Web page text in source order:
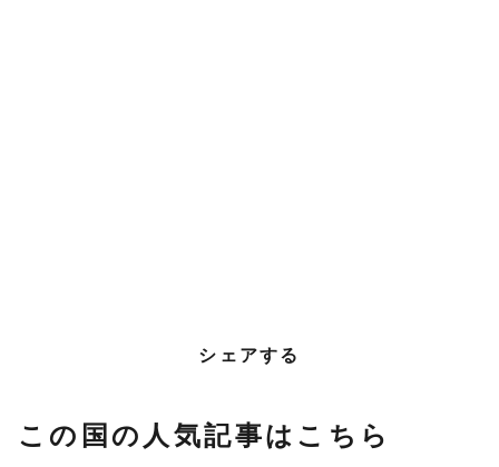
シェアする
この国の人気記事はこちら